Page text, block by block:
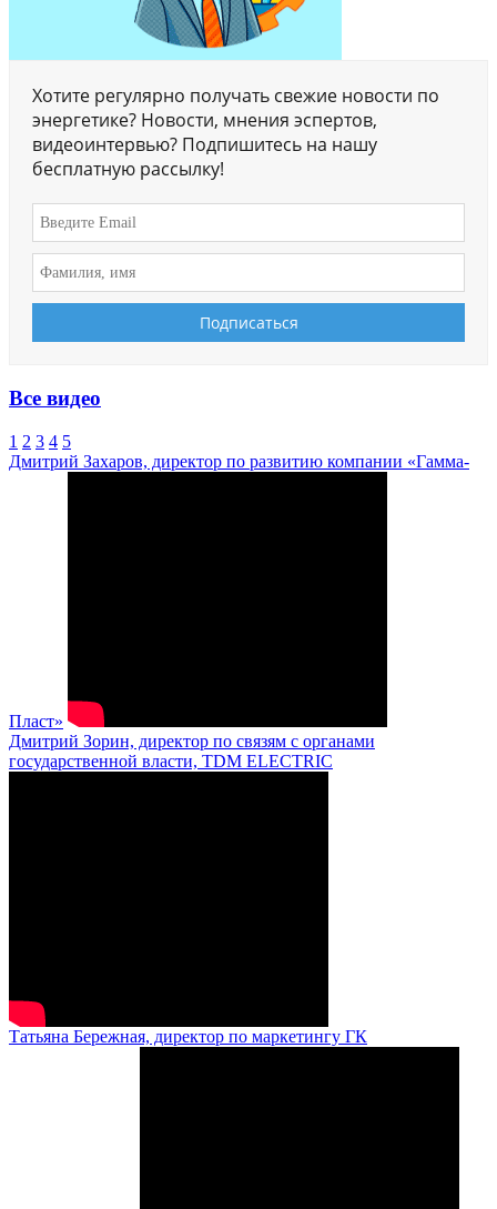
Хотите регулярно получать свежие новости по
энергетике? Новости, мнения эспертов,
видеоинтервью? Подпишитесь на нашу
бесплатную рассылку!
Все видео
1 2 3 4 5
Дмитрий Захаров, директор по развитию компании «Гамма-
Пласт»
Дмитрий Зорин, директор по связям с органами
государственной власти, TDM ELECTRIC
Татьяна Бережная, директор по маркетингу ГК